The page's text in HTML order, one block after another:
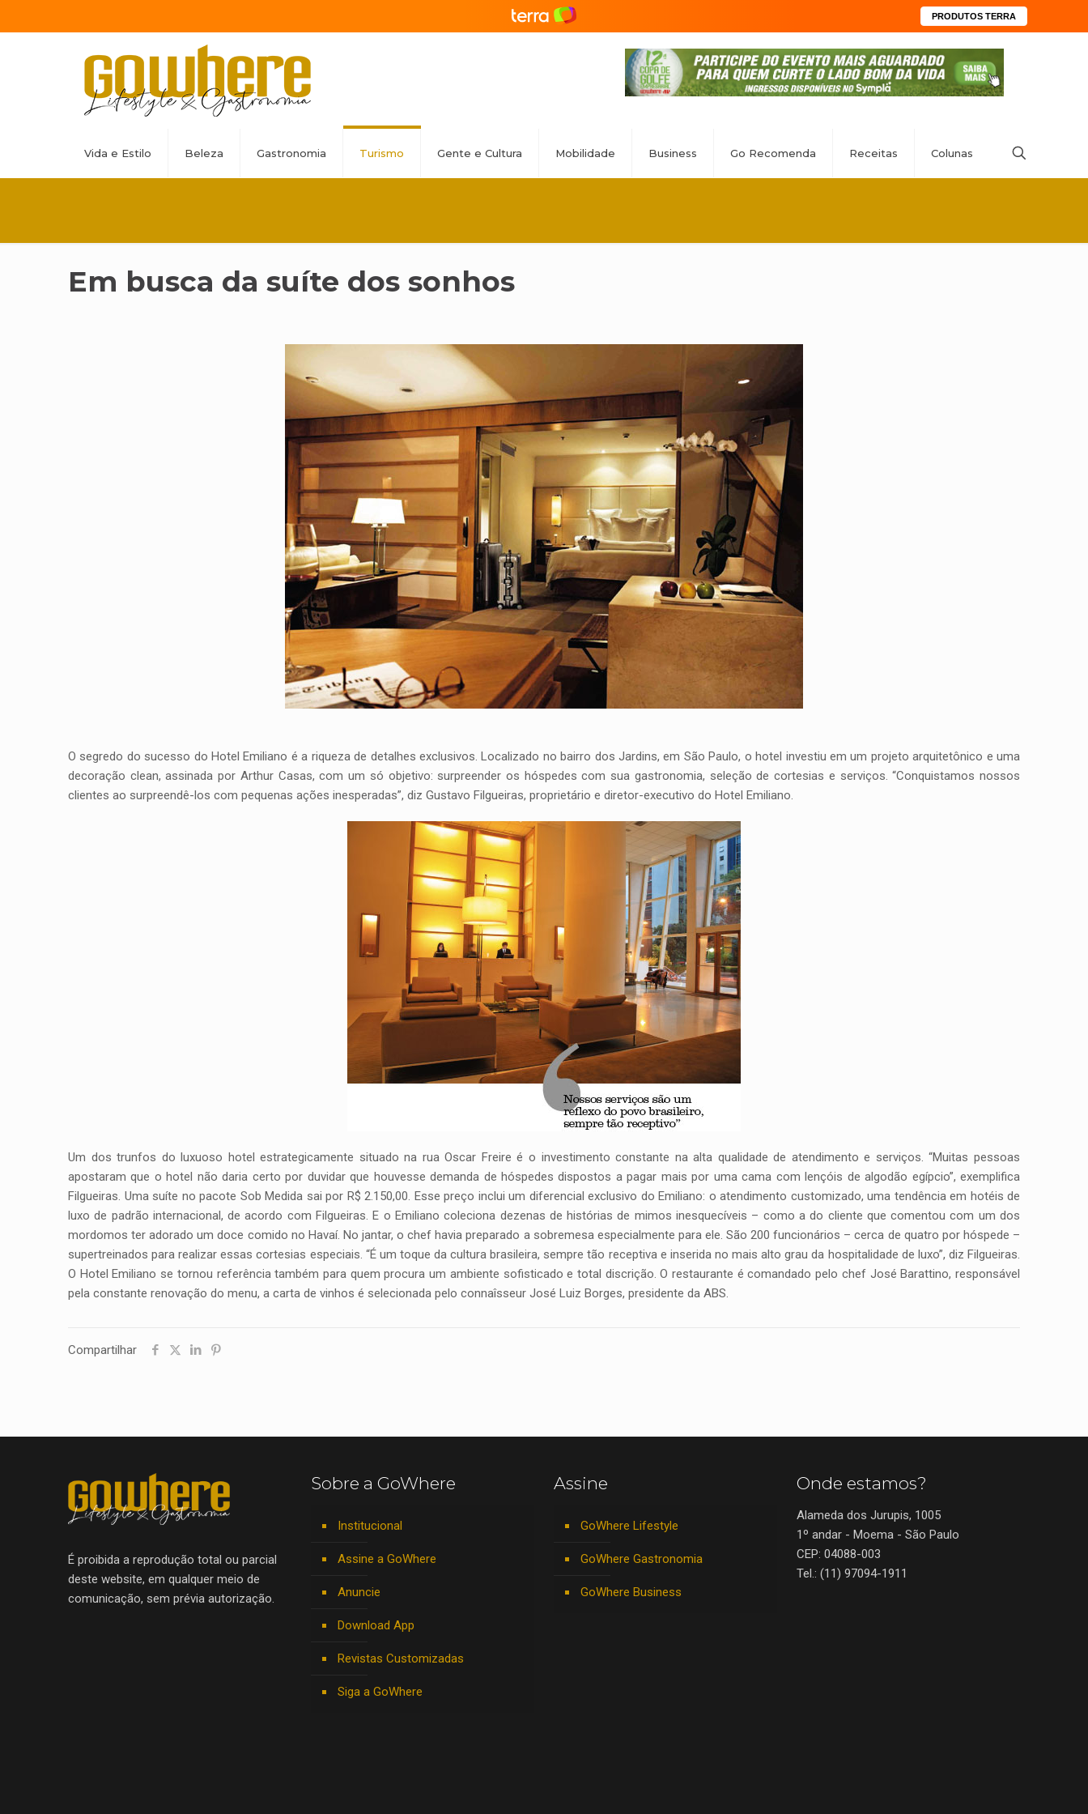
PRODUTOS TERRA
Vida e Estilo Beleza Gastronomia Turismo Gente e Cultura Mobilidade Business Go Recomenda Receitas Colunas
Em busca da suíte dos sonhos
O segredo do sucesso do Hotel Emiliano é a riqueza de detalhes exclusivos. Localizado no bairro dos Jardins, em São Paulo, o hotel investiu em um projeto arquitetônico e uma
decoração clean, assinada por Arthur Casas, com um só objetivo: surpreender os hóspedes com sua gastronomia, seleção de cortesias e serviços. “Conquistamos nossos
clientes ao surpreendê-los com pequenas ações inesperadas”, diz Gustavo Filgueiras, proprietário e diretor-executivo do Hotel Emiliano.
Um dos trunfos do luxuoso hotel estrategicamente situado na rua Oscar Freire é o investimento constante na alta qualidade de atendimento e serviços. “Muitas pessoas
apostaram que o hotel não daria certo por duvidar que houvesse demanda de hóspedes dispostos a pagar mais por uma cama com lençóis de algodão egípcio”, exemplifica
Filgueiras. Uma suíte no pacote Sob Medida sai por R$ 2.150,00. Esse preço inclui um diferencial exclusivo do Emiliano: o atendimento customizado, uma tendência em hotéis de
luxo de padrão internacional, de acordo com Filgueiras. E o Emiliano coleciona dezenas de histórias de mimos inesquecíveis – como a do cliente que comentou com um dos
mordomos ter adorado um doce comido no Havaí. No jantar, o chef havia preparado a sobremesa especialmente para ele. São 200 funcionários – cerca de quatro por hóspede –
supertreinados para realizar essas cortesias especiais. “É um toque da cultura brasileira, sempre tão receptiva e inserida no mais alto grau da hospitalidade de luxo”, diz Filgueiras.
O Hotel Emiliano se tornou referência também para quem procura um ambiente sofisticado e total discrição. O restaurante é comandado pelo chef José Barattino, responsável
pela constante renovação do menu, a carta de vinhos é selecionada pelo connaîsseur José Luiz Borges, presidente da ABS.
Compartilhar
É proibida a reprodução total ou parcial
deste website, em qualquer meio de
comunicação, sem prévia autorização.
Sobre a GoWhere
Institucional
Assine a GoWhere
Anuncie
Download App
Revistas Customizadas
Siga a GoWhere
Assine
GoWhere Lifestyle
GoWhere Gastronomia
GoWhere Business
Onde estamos?
Alameda dos Jurupis, 1005
1º andar - Moema - São Paulo
CEP: 04088-003
Tel.: (11) 97094-1911